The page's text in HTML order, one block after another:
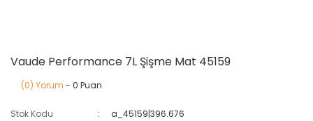
Vaude Performance 7L Şişme Mat 45159
(0) Yorum - 0 Puan
Stok Kodu
a_45159|396.676